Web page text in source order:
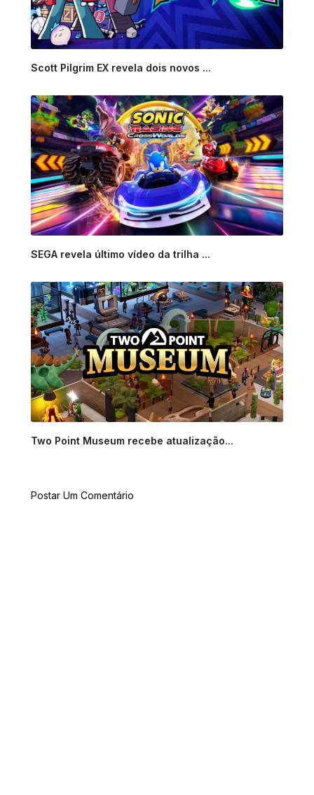
Scott Pilgrim EX revela dois novos ...
SEGA revela último vídeo da trilha ...
Two Point Museum recebe atualização...
Postar Um Comentário